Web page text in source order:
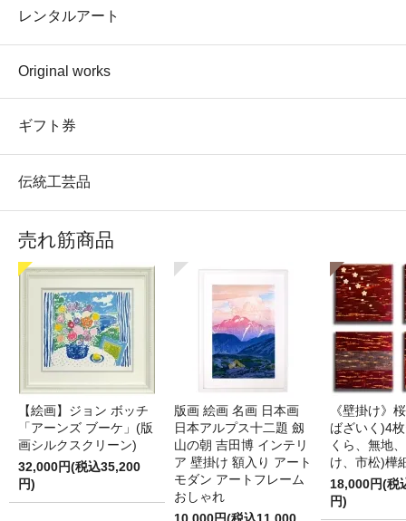
レンタルアート
Original works
ギフト券
伝統工芸品
売れ筋商品
【絵画】ジョン ボッチ
「アーンズ ブーケ」(版
画シルクスクリーン)
32,000円(税込35,200
円)
版画 絵画 名画 日本画
日本アルプス十二題 劔
山の朝 吉田博 インテリ
ア 壁掛け 額入り アート
モダン アートフレーム
おしゃれ
《壁掛け》
ばざいく)4
くら、無地
け、市松)樺
18,000円(税
円)